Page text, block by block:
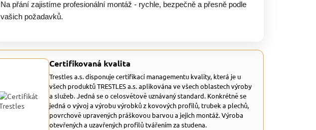
Na přání zajistíme profesionální montáž - rychle, bezpečně a přesně podle
vašich požadavků.
Certifikovaná kvalita
Trestles a.s. disponuje certifikací managementu kvality, která je u
všech produktů TRESTLES a.s. aplikována ve všech oblastech výroby
a služeb. Jedná se o celosvětově uznávaný standard. Konkrétně se
jedná o vývoj a výrobu výrobků z kovových profilů, trubek a plechů,
povrchově upravených práškovou barvou a jejich montáž. Výroba
otevřených a uzavřených profilů tvářením za studena.